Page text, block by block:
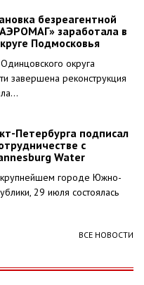
безреагентной
заработала в
Подмосковья
округа
завершена реконструкция
Петербурга подписал
с
Water
крупнейшем городе Южно-
29 июля состоялась
ВСЕ НОВОСТИ